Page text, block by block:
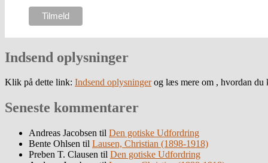
Indsend oplysninger
Klik på dette link: Indsend oplysningerog læs mere om , hvordan du
Seneste kommentarer
Andreas Jacobsen til Den gotiske Udfordring
Bente Ohlsen til Lausen, Christian (1898-1918)
Preben T. Clausen til Den gotiske Udfordring